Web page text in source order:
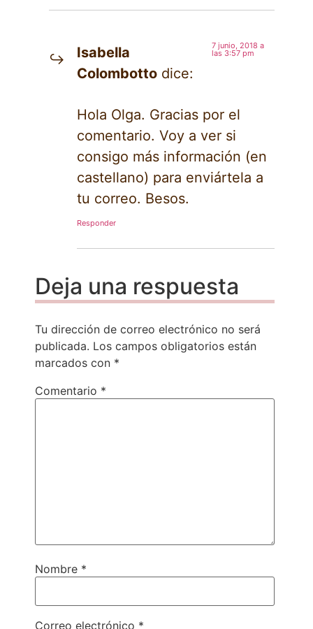
Isabella
Colombotto dice:
7 junio, 2018 a
las 3:57 pm
Hola Olga. Gracias por el
comentario. Voy a ver si
consigo más información (en
castellano) para enviártela a
tu correo. Besos.
Responder
Deja una respuesta
Tu dirección de correo electrónico no será
publicada. Los campos obligatorios están
marcados con *
Comentario *
Nombre *
Correo electrónico *